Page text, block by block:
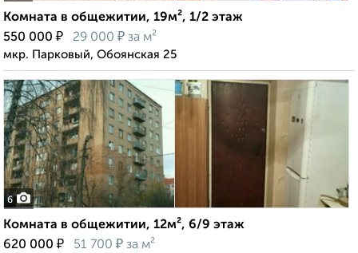
Комната в общежитии, 19м², 1/2 этаж
550 000 ₽ 29 000 ₽ за м²
мкр. Парковый, Обоянская 25
6
Комната в общежитии, 12м², 6/9 этаж
620 000 ₽ 51 700 ₽ за м²